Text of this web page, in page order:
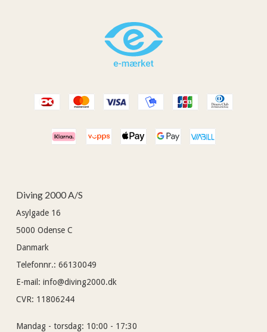
Diving 2000 A/S
Asylgade 16
5000 Odense C
Danmark
Telefonnr.: 66130049
E-mail : info@diving2000.dk
CVR: 11806244
Mandag - torsdag: 10:00 - 17:30